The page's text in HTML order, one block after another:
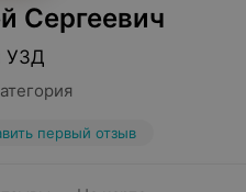
Сергеевич
УЗД
первый отзыв